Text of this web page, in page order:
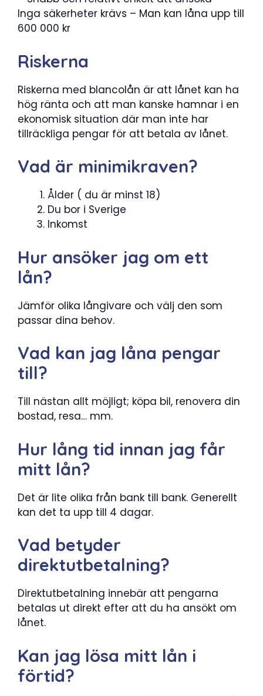
Inga säkerheter krävs – Man kan låna upp till
600 000 kr
Riskerna
Riskerna med blancolån är att lånet kan ha
hög ränta och att man kanske hamnar i en
ekonomisk situation där man inte har
tillräckliga pengar för att betala av lånet.
Vad är minimikraven?
Ålder ( du är minst 18)
Du bor i Sverige
Inkomst
Hur ansöker jag om ett
lån?
Jämför olika långivare och välj den som
passar dina behov.
Vad kan jag låna pengar
till?
Till nästan allt möjligt; köpa bil, renovera din
bostad, resa… mm.
Hur lång tid innan jag får
mitt lån?
Det är lite olika från bank till bank. Generellt
kan det ta upp till 4 dagar.
Vad betyder
direktutbetalning?
Direktutbetalning innebär att pengarna
betalas ut direkt efter att du ha ansökt om
lånet.
Kan jag lösa mitt lån i
förtid?